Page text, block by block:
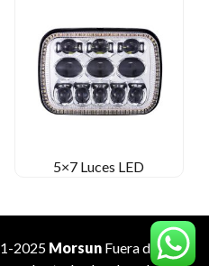
5×7 Luces LED
2025 MorsunFuera de la